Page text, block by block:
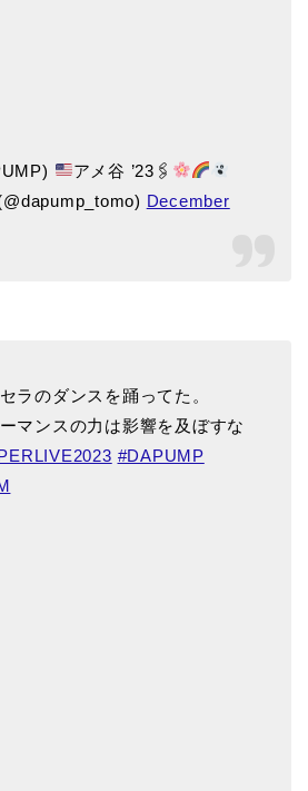
アメ谷 ’23🖇
December
ラのダンスを踊ってた。
マンスの力は影響を及ぼすな
#DAPUMP